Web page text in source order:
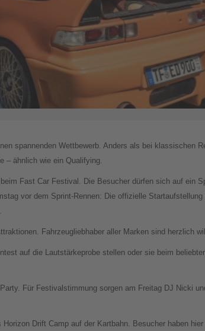
spannenden Wettbewerb. Anders als bei klassischen
– ähnlich wie ein Qualifying.
Fast Car Festival. Die Besucher dürfen sich auf ein
vor dem Sprint-Rennen: Die offizielle
Fahrzeugliebhaber aller Marken sind herzlich
auf die Lautstärkeprobe stellen oder sie beim
Für Festivalstimmung sorgen am Freitag DJ Nicki
Drift Camp auf der Kartbahn. Besucher haben